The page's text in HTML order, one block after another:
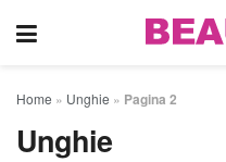
Home » Unghie » Pagina 2
Unghie